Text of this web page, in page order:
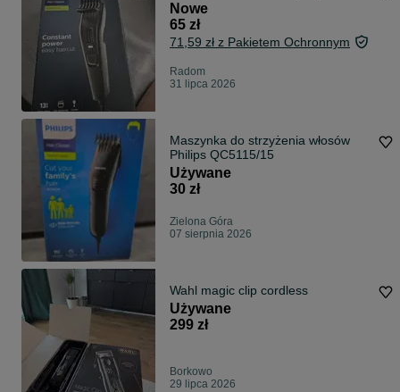
Nowe
65 zł
71,59 zł z Pakietem Ochronnym
Radom
31 lipca 2026
Maszynka do strzyżenia włosów
Philips QC5115/15
Używane
30 zł
Zielona Góra
07 sierpnia 2026
Wahl magic clip cordless
Używane
299 zł
Borkowo
29 lipca 2026